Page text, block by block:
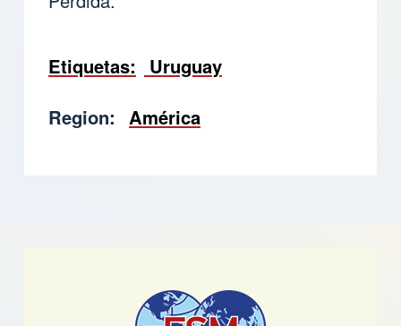
Etiquetas
Uruguay
Region
América